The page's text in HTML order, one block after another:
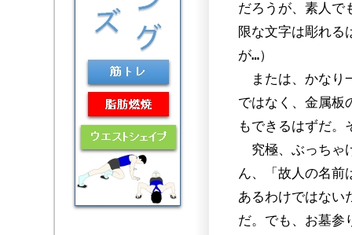
だろうが、素人で
限な文字は彫れる
が…）
または、かなり
ではなく、金属板
もできるはずだ。
究極、ぶっちゃ
ん、「故人の名前
あるわけではない
だ。でも、お墓参